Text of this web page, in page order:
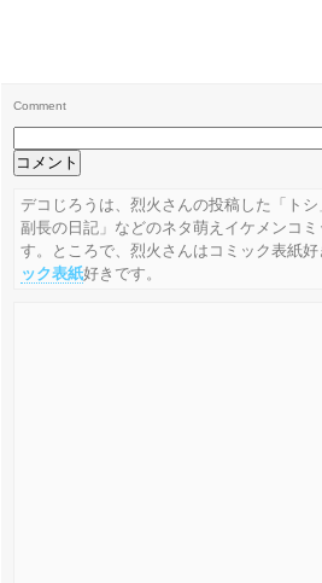
Comment
デコじろうは、烈火さんの投稿した「ト
副長の日記」などのネタ萌えイケメンコ
す。ところで、烈火さんはコミック表紙
ック表紙好きです。